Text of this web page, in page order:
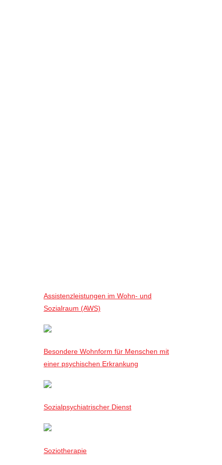
Assistenzleistungen im Wohn- und
Sozialraum (AWS)
Besondere Wohnform für Menschen mit
einer psychischen Erkrankung
Sozialpsychiatrischer Dienst
Soziotherapie